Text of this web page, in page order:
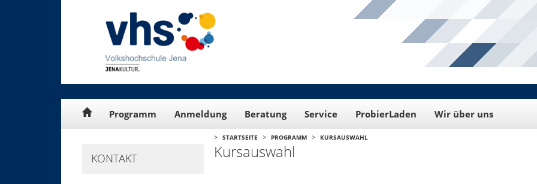
Programm Anmeldung Beratung Service ProbierLaden Wir über uns
KONTAKT
> STARTSEITE > PROGRAMM > KURSAUSWAHL
Kursauswahl